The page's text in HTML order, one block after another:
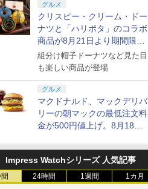
グルメ
クリスピー・クリーム・ドー
ナツと「ハリポタ」のコラボ
商品が8月21日より期間限定
で発売
組分け帽子ドーナツなど見た目
も楽しい商品が登場
グルメ
マクドナルド、マックデリバ
リーの朝マックの最低注文料
金が500円値上げ。8月18日
Impress Watchシリーズ 人気記事
24時間 1週間 1カ月